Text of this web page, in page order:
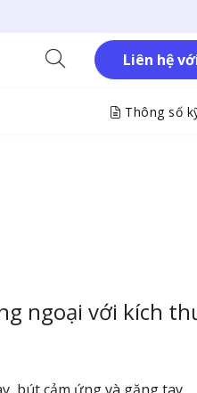
Liên hệ
Thông số
ngoại với kích